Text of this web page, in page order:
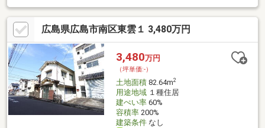
境◎◆小学校も徒歩約11分！◆弊社での建築も可能です♪（3号地
話掛あり）【ご成約特典】◇弊社売主物件の為諸費用がお得
♪【購入サポート】◆少額手付金、自己資金ゼロでも購入可能◆
指定引越し業者で大幅値引き◆お引越し・家具家電費用はもちろ
ん、他社借入やカーローンの残債を住宅ローンの低金利でおまと
め可能◆住宅ローン複数社断られた方のご成約実績あり！まずは
ご相談下さい♪
広島県広島市南区東雲１ 3,480万円
3,480万円
（坪単価:-）
土地面積82.64m2
用途地域１種住居
建ぺい率60%
容積率200%
建築条件なし